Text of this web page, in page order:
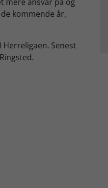
kommende år,
Senest